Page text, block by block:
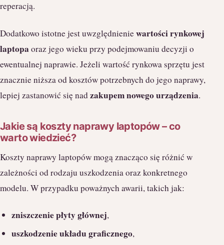
reperacją.
Dodatkowo istotne jest uwzględnieniewartości rynkowej
laptopa oraz jego wieku przy podejmowaniu decyzji o
ewentualnej naprawie. Jeżeli wartość rynkowa sprzętu jest
znacznie niższa od kosztów potrzebnych do jego naprawy,
lepiej zastanowić się nadzakupem nowego urządzenia.
Jakie są koszty naprawy laptopów – co
warto wiedzieć?
Koszty naprawy laptopów mogą znacząco się różnić w
zależności od rodzaju uszkodzenia oraz konkretnego
modelu. W przypadku poważnych awarii, takich jak:
zniszczenie płyty głównej,
uszkodzenie układu graficznego,